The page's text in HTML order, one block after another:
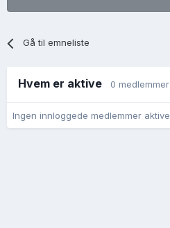
Gå til emneliste
Hvem er aktive 0 medlemmer
Ingen innloggede medlemmer aktive